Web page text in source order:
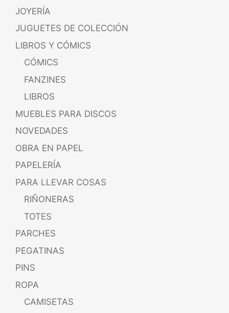
JOYERÍA
JUGUETES DE COLECCIÓN
LIBROS Y CÓMICS
CÓMICS
FANZINES
LIBROS
MUEBLES PARA DISCOS
NOVEDADES
OBRA EN PAPEL
PAPELERÍA
PARA LLEVAR COSAS
RIÑONERAS
TOTES
PARCHES
PEGATINAS
PINS
ROPA
CAMISETAS